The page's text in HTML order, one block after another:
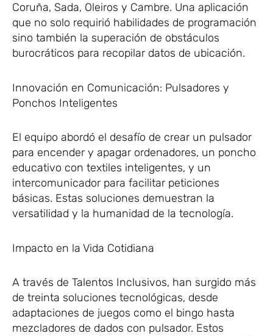
Coruña, Sada, Oleiros y Cambre. Una aplicación
que no solo requirió habilidades de programación
sino también la superación de obstáculos
burocráticos para recopilar datos de ubicación.
Innovación en Comunicación: Pulsadores y
Ponchos Inteligentes
El equipo abordó el desafío de crear un pulsador
para encender y apagar ordenadores, un poncho
educativo con textiles inteligentes, y un
intercomunicador para facilitar peticiones
básicas. Estas soluciones demuestran la
versatilidad y la humanidad de la tecnología.
Impacto en la Vida Cotidiana
A través de Talentos Inclusivos, han surgido más
de treinta soluciones tecnológicas, desde
adaptaciones de juegos como el bingo hasta
mezcladores de dados con pulsador. Estos